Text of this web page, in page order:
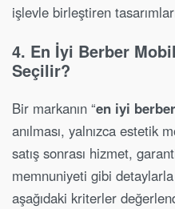
işlevle birleştiren
4. En İyi Berber
Seçilir?
Bir markanın “en iyi
anılması, yalnızca estetik
satış sonrası hizmet,
memnuniyeti gibi
aşağıdaki kriterler